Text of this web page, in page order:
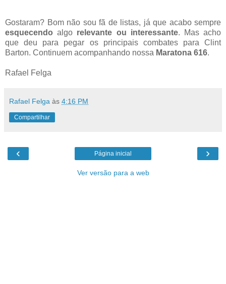
Gostaram? Bom não sou fã de listas, já que acabo sempre
esquecendo algo relevante ou interessante. Mas acho
que deu para pegar os principais combates para Clint
Barton. Continuem acompanhando nossa Maratona 616.
Rafael Felga
Rafael Felga às 4:16 PM
Compartilhar
‹ ›
Página inicial
Ver versão para a web